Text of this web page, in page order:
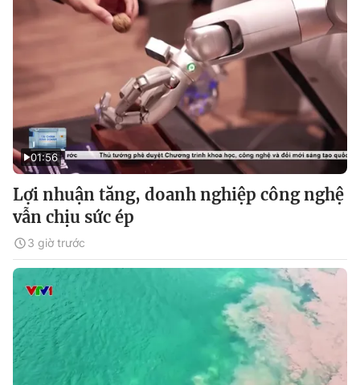
01:56
Lợi nhuận tăng, doanh nghiệp công nghệ
vẫn chịu sức ép
3 giờ trước